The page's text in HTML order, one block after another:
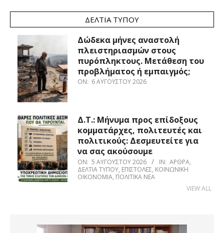
ΔΕΛΤΊΑ ΤΎΠΟΥ
Δώδεκα μήνες αναστολή
πλειστηριασμών στους
πυρόπληκτους. Μετάθεση του
προβλήματος ή εμπαιγμός;
ON: 6 ΑΥΓΟΎΣΤΟΥ 2026
Δ.Τ.: Μήνυμα προς επίδοξους
κομματάρχες, πολιτευτές και
πολιτικούς: Δεσμευτείτε για
να σας ακούσουμε
ON: 5 ΑΥΓΟΎΣΤΟΥ 2026 IN: ΆΡΘΡΑ,
ΔΕΛΤΊΑ ΤΎΠΟΥ, ΕΠΙΣΤΟΛΈΣ, ΚΟΙΝΩΝΙΚΉ
ΟΙΚΟΝΟΜΊΑ, ΠΟΛΙΤΙΚΆ ΝΈΑ
VIEW ALL